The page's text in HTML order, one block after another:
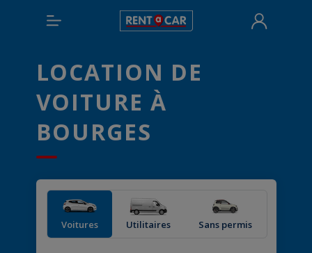
LOCATION DE
VOITURE À
BOURGES
Voitures Utilitaires Sans permis